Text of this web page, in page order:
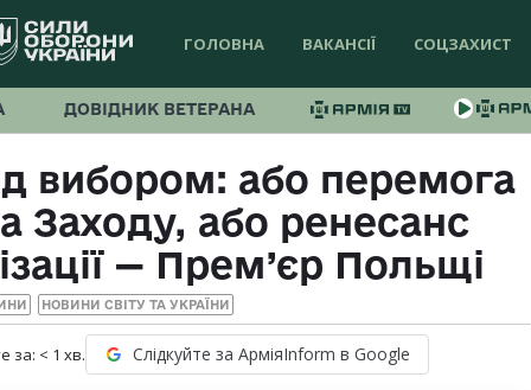
ГОЛОВНА ВАКАНСІЇ СОЦЗАХИСТ
ДОВІДНИК ВЕТЕРАНА
вибором: або перемога
Заходу, або ренесанс
— Прем’єр Польщі
НОВИНИ СВІТУ ТА УКРАЇНИ
за: < 1 хв. Слідкуйте за АрміяInform в Google